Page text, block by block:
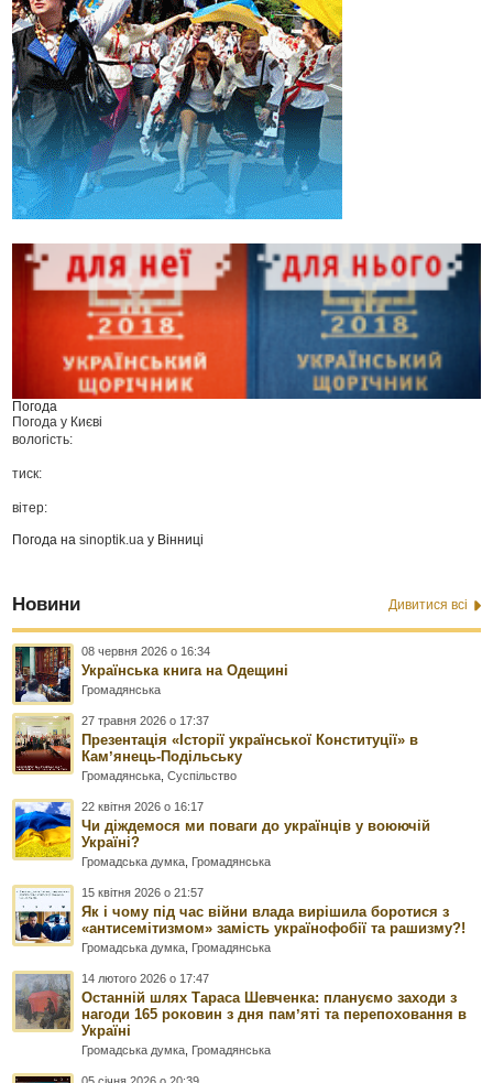
Погода
Погода у Києві
вологість:
тиск:
вітер:
Погода наsinoptik.ua у Вінниці
Новини Дивитися всі
08 червня 2026 о 16:34
Українська книга на Одещині
Громадянська
27 травня 2026 о 17:37
Презентація «Історії української Конституції» в
Камʼянець-Подільську
Громадянська ,Суспільство
22 квітня 2026 о 16:17
Чи діждемося ми поваги до українців у воюючій
Україні?
Громадська думка Громадянська
15 квітня 2026 о 21:57
Як і чому під час війни влада вирішила боротися з
«антисемітизмом» замість українофобії та рашизму?!
Громадська думка Громадянська
14 лютого 2026 о 17:47
Останній шлях Тараса Шевченка: плануємо заходи з
нагоди 165 роковин з дня памʼяті та перепоховання в
Україні
Громадська думка Громадянська